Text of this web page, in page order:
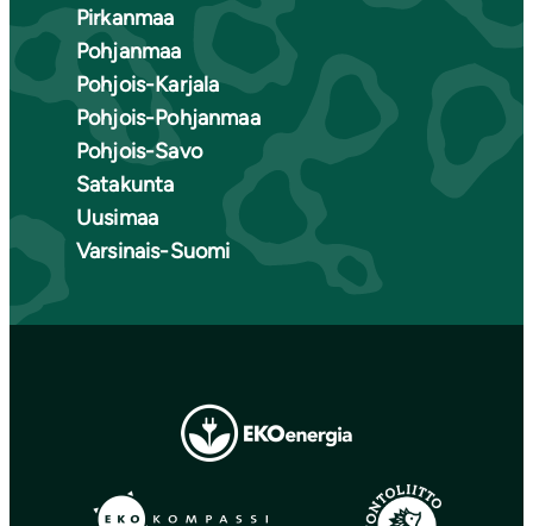
Pirkanmaa
Pohjanmaa
Pohjois-Karjala
Pohjois-Pohjanmaa
Pohjois-Savo
Satakunta
Uusimaa
Varsinais-Suomi